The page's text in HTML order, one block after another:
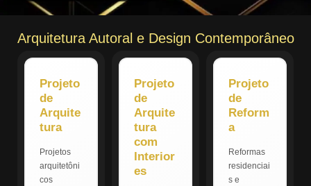
Arquitetura Autoral e Design Contemporâneo
Projeto
de
Arquite
tura
Projetos
arquitetôni
cos
Projeto
de
Arquite
tura
com
Interior
es
Projeto
de
Reform
a
Reformas
residenciai
s e